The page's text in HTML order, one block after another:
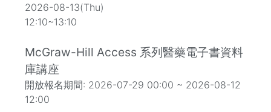
2026-08-13(Thu)
12:10~13:10
McGraw-Hill Access 系列醫藥電子書資料
庫講座
開放報名期間: 2026-07-29 00:00 ~ 2026-08-12
12:00